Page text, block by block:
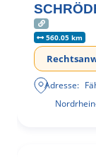
560.05 km
Adresse: